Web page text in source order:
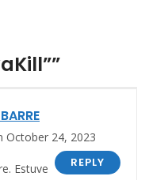
October 24, 2023
REPLY
Estuve